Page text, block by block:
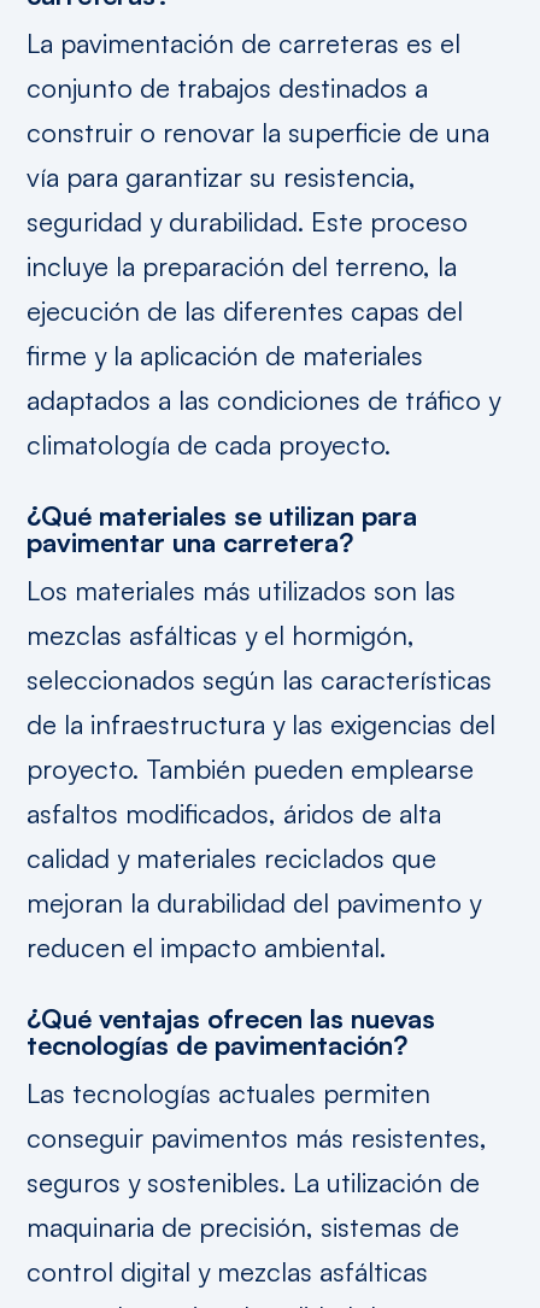
La pavimentación de carreteras es el
conjunto de trabajos destinados a
construir o renovar la superficie de una
vía para garantizar su resistencia,
seguridad y durabilidad. Este proceso
incluye la preparación del terreno, la
ejecución de las diferentes capas del
firme y la aplicación de materiales
adaptados a las condiciones de tráfico y
climatología de cada proyecto.
¿Qué materiales se utilizan para
pavimentar una carretera?
Los materiales más utilizados son las
mezclas asfálticas y el hormigón,
seleccionados según las características
de la infraestructura y las exigencias del
proyecto. También pueden emplearse
asfaltos modificados, áridos de alta
calidad y materiales reciclados que
mejoran la durabilidad del pavimento y
reducen el impacto ambiental.
¿Qué ventajas ofrecen las nuevas
tecnologías de pavimentación?
Las tecnologías actuales permiten
conseguir pavimentos más resistentes,
seguros y sostenibles. La utilización de
maquinaria de precisión, sistemas de
control digital y mezclas asfálticas